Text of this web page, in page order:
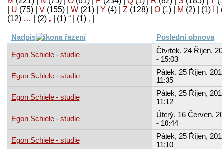
U (75) V (155) W (21) Y (4) Z (128) Ο (1) М (2)
(1)
‚
(1)
“
(1)
„
(2)
…
(12)
Nadpis Poslední obnova
Egon Schiele - studie
Čtvrtek, 24 Říjen,
- 15:03
Egon Schiele - studie
Pátek, 25 Říjen,
11:35
Egon Schiele - studie
Pátek, 25 Říjen,
11:12
Egon Schiele - studie
Úterý, 16 Červen,
- 10:44
Egon Schiele - studie
Pátek, 25 Říjen,
11:10